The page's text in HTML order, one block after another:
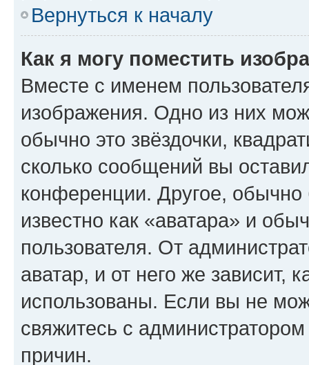
Вернуться к началу
Как я могу поместить
Вместе с именем
изображения. Одно из них
обычно это звёздочки,
сколько сообщений вы
конференции. Другое,
известно как «аватара» и
пользователя. От
аватар, и от него же зависит,
использованы. Если вы не
свяжитесь с
причин.